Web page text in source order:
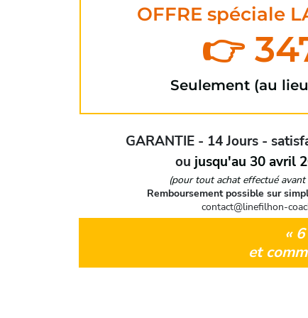
OFFRE spéciale
👉
Seulement (au
GARANTIE - 14 Jours -
ou jusqu'au 30 avril
(pour tout achat effectué
Remboursement possible sur
contact@linefilhon-
«
et